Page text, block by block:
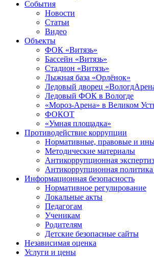
События
Новости
Статьи
Видео
Объекты
ФОК «Витязь»
Бассейн «Витязь»
Стадион «Витязь»
Лыжная база «Орлёнок»
Ледовый дворец
Ледовый ФОК в Вологде
«Мороз-Арена» в Великом
ФОКОТ
«Умная площадка»
Противодействие коррупции
Нормативные, правовые и
Методические материалы
Антикоррупционная
Антикоррупционная
Информационная безопасность
Нормативное регулирование
Локальные акты
Педагогам
Ученикам
Родителям
Детские безопасные сайты
Независимая оценка
Услуги и цены